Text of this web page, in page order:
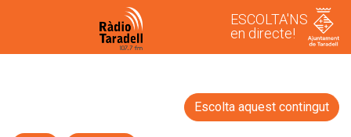
ESCOLTA'NS
en directe!
Escolta aquest contingut